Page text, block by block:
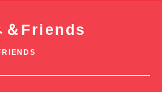
＆Friends